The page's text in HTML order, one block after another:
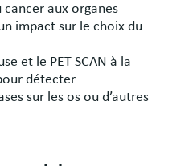
cancer aux organes
impact sur le choix du
et le PET SCAN à la
détecter
sur les os ou d’autres